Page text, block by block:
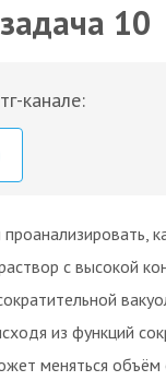
10
канале:
с высокой
из функций
меняться